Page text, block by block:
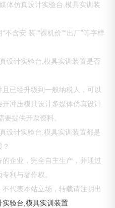
体仿真设计实验台,模具实训装
含安 装”“裸机价”“出厂”等字样
设计实验台,模具实训装置是否
已经升级到一般纳税人，可以
冲压模具设计多媒体仿真设计
提供开票资料。
设计实验台,模具实训装置都是
企业，完全自主生产，并通过
利与著作权。
代表本站立场，转载请注明出
验台,模具实训装置